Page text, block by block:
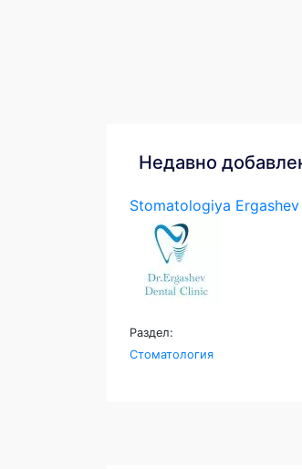
Недавно
Stomatologiya Ergashev
Раздел:
Стоматология